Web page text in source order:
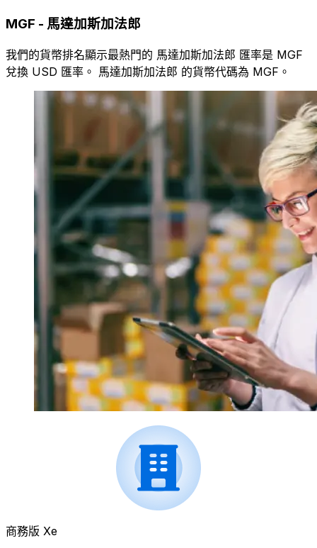
MGF - 馬達加斯加法郎
我們的貨幣排名顯示最熱門的 馬達加斯加法郎 匯率是 MGF
兌換 USD 匯率。 馬達加斯加法郎 的貨幣代碼為 MGF。
商務版 Xe